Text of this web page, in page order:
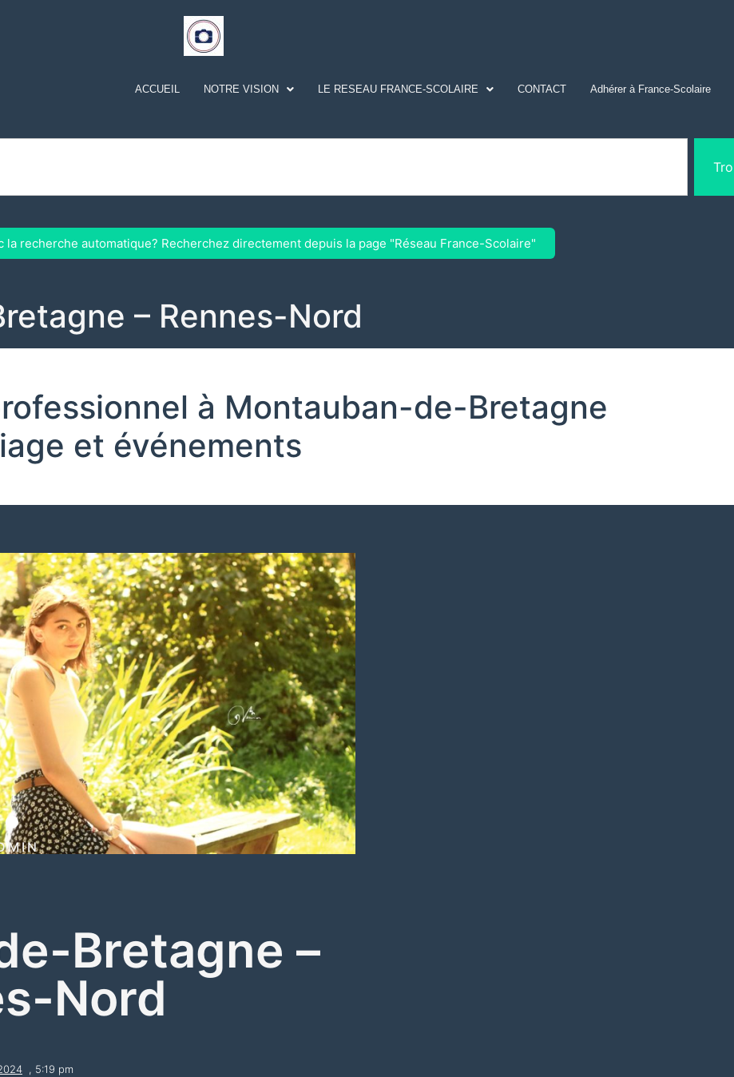
ACCUEIL NOTRE VISION LE RESEAU FRANCE-SCOLAIRE CONTACT Adhérer à France-Scolaire
la recherche automatique? Recherchez directement depuis la page "Réseau France-Scolaire"
– Rennes-Nord
à Montauban-de-Bretagne
et événements
Bretagne –
Nord
, 5:19 pm